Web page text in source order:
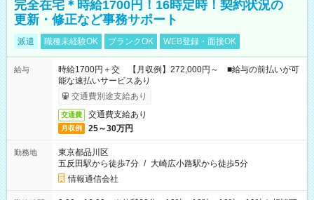
完全在宅＊時給1700円！16時定時！契約状況の
更新・修正など事務サポート
派遣 職種未経験OK ブランクOK WEB登録・面接OK
給与
時給1700円＋交 【月収例】272,000円～ ■給与の前払いが可
能な速払いサービスあり
交通費別途支給あり
交通費 交通費支給あり
月収例 25～30万円
勤務地
東京都品川区
五反田駅から徒歩7分 / 大崎広小路駅から徒歩5分
情報通信会社